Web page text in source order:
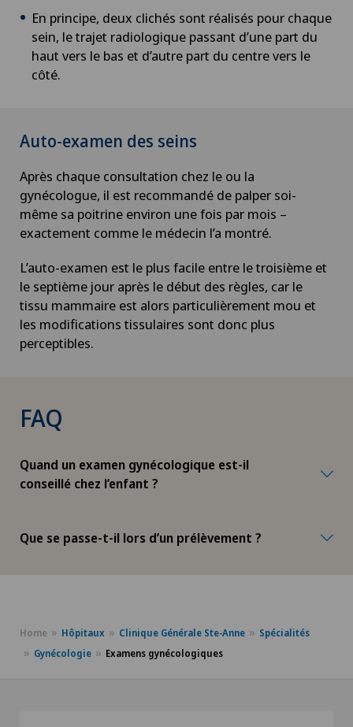
En principe, deux clichés sont réalisés pour chaque
sein, le trajet radiologique passant d’une part du
haut vers le bas et d’autre part du centre vers le
côté.
Auto-examen des seins
Après chaque consultation chez le ou la
gynécologue, il est recommandé de palper soi-
même sa poitrine environ une fois par mois –
exactement comme le médecin l’a montré.
L’auto-examen est le plus facile entre le troisième et
le septième jour après le début des règles, car le
tissu mammaire est alors particulièrement mou et
les modifications tissulaires sont donc plus
perceptibles.
FAQ
Quand un examen gynécologique est-il
conseillé chez l’enfant ?
Que se passe-t-il lors d’un prélèvement ?
Home Hôpitaux Clinique Générale Ste-Anne
Spécialités
Gynécologie
Examens gynécologiques